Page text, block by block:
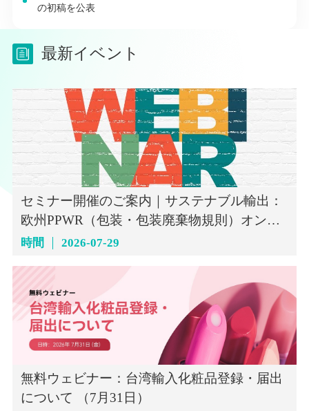
の初稿を公表
最新イベント
セミナー開催のご案内｜サステナブル輸出：
欧州PPWR（包装・包装廃棄物規則）オンラ
インセミナー（7月29日）
時間 2026-07-29
無料ウェビナー：台湾輸入化粧品登録・届出
について （7月31日）